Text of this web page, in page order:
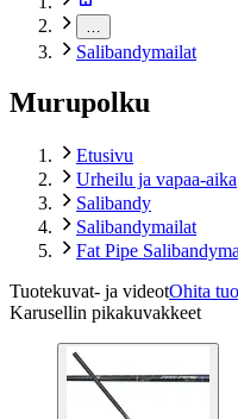
Salibandymailat
Murupolku
Etusivu
Urheilu ja vapaa-aika
Salibandy
Salibandymailat
Fat Pipe
Tuotekuvat- ja videotOhita
Karusellin pikakuvakkeet